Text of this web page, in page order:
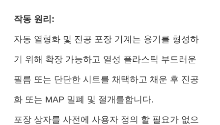
작동 원리:
자동 열형화 및 진공 포장 기계는 용기를 형성하
기 위해 확장 가능하고 열성 플라스틱 부드러운
필름 또는 단단한 시트를 채택하고 채운 후 진공
화 또는 MAP 밀폐 및 절개를합니다.
포장 상자를 사전에 사용자 정의 할 필요가 없으